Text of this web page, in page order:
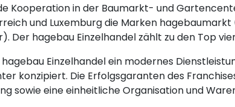
Kooperation in der Baumarkt- und
und Luxemburg die Marken hagebaumarkt
Der hagebau Einzelhandel zählt zu den Top
Einzelhandel ein modernes
konzipiert. Die Erfolgsgaranten des
sowie eine einheitliche Organisation und